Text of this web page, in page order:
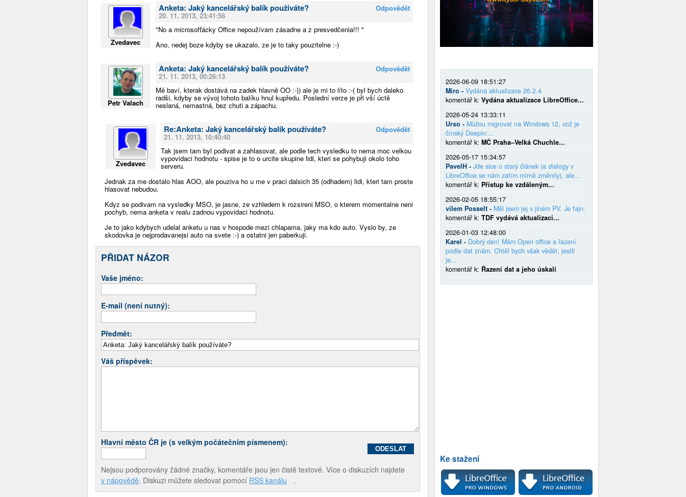
Zvedavec
Odpovědět
Anketa: Jaký kancelářský balík používáte?
20. 11. 2013, 23:41:56
"No a microsofťácky Office nepoužívam zásadne a z presvedčenia!!! "
Ano, nedej boze kdyby se ukazalo, ze je to taky pouzitelne :-)
Petr Valach
Odpovědět
Anketa: Jaký kancelářský balík používáte?
21. 11. 2013, 00:26:13
Mě baví, kterak dostává na zadek hlavně OO :-)) ale je mi to líto :-( byl bych daleko
radši, kdyby se vývoj tohoto balíku hnul kupředu. Poslední verze je při vší úctě
neslaná, nemastná, bez chuti a zápachu.
Zvedavec
Odpovědět
Re:Anketa: Jaký kancelářský balík používáte?
21. 11. 2013, 10:40:40
Tak jsem tam byl podivat a zahlasovat, ale podle tech vysledku to nema moc velkou
vypovidaci hodnotu - spise je to o urcite skupine lidi, kteri se pohybuji okolo toho
serveru.
Jednak za me dostalo hlas AOO, ale pouziva ho u me v praci dalsich 35 (odhadem) lidi, kteri tam proste
hlasovat nebudou.
Kdyz se podivam na vysledky MSO, je jasne, ze vzhledem k rozsireni MSO, o kterem momentalne neni
pochyb, nema anketa v realu zadnou vypovidaci hodnotu.
Je to jako kdybych udelal anketu u nas v hospode mezi chlapama, jaky ma kdo auto. Vyslo by, ze
skodovka je nejprodavanejsi auto na svete :-) a ostatni jen paberkuji.
PŘIDAT NÁZOR
Vaše jméno:
E-mail (není nutný):
Předmět:
Váš příspěvek:
Hlavní město ČR je (s velkým počátečním písmenem):
Nejsou podporovány žádné značky, komentáře jsou jen čistě textové. Více o diskuzích najdete
v nápovědě. Diskuzi můžete sledovat pomocí RSS kanálu .
2026-06-09 18:51:27
Miro - Vydána aktualizace 26.2.4
komentář k: Vydána aktualizace LibreOffice...
2026-05-24 13:33:11
Urso - Můžou migrovat na Windows 12, což je
čínský Deepin:...
komentář k: MČ Praha–Velká Chuchle...
2026-05-17 15:34:57
PavelH - Jde sice o starý článek (a dialogy v
LibreOffice se nám zatím mírně změnily), ale...
komentář k: Přístup ke vzdáleným...
2026-02-05 18:55:17
vilem Posselt - Měl jsem jej v jiném PV. Je fajn.
komentář k: TDF vydává aktualizaci...
2026-01-03 12:48:00
Karel - Dobrý den! Mám Open office a řazení
podle dat znám. Chtěl bych však vědět, jestli
je...
komentář k: Řazení dat a jeho úskalí
Ke stažení